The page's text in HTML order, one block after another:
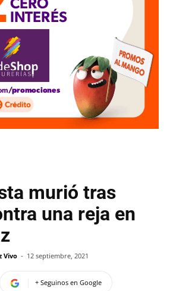
murió tras
una reja en
Vivo - 12 septiembre, 2021
+ Seguinos en Google